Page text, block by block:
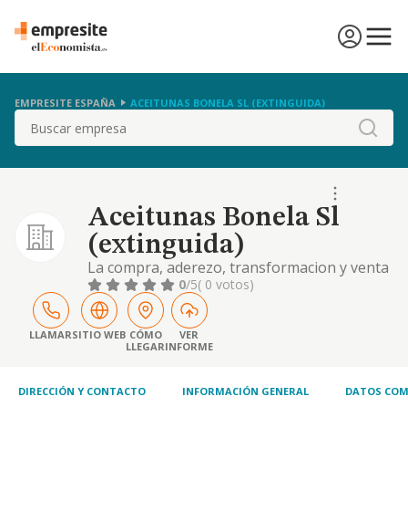
EMPRESITE ESPAÑA ACEITUNAS BONELA SL (EXTINGUIDA)
Buscar
Aceitunas Bonela Sl
(extinguida)
La compra, aderezo, transformacion y venta
de productos agricolas y los derivados de la
aceituna, asi como su comercializacion.
0/5( 0 votos)
LLAMARSITIO WEB CÓMO
LLEGAR
VER
INFORME
DIRECCIÓN Y CONTACTO INFORMACIÓN GENERAL DATOS